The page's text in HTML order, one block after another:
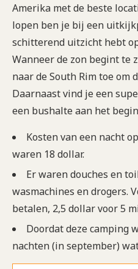
Amerika met de beste
lopen ben je bij een
schitterend uitzicht hebt
Wanneer de zon begint te
naar de South Rim toe om
Daarnaast vind je een
een bushalte aan het
Kosten van een nacht
waren 18 dollar.
Er waren douches en
wasmachines en drogers.
betalen, 2,5 dollar voor 5
Doordat deze camping
nachten (in september)